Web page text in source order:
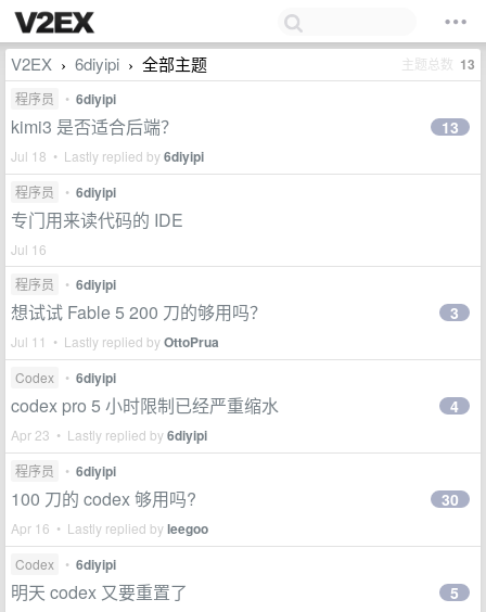
V2EX › 6diyipi › 全部主题 主题总数 13
程序员 • 6diyipi
kimi3 是否适合后端？
Jul 18 • Lastly replied by6diyipi
13
程序员 • 6diyipi
专门用来读代码的 IDE
Jul 16
程序员
• 6diyipi
想试试 Fable 5 200 刀的够用吗？
Jul 11 • Lastly replied byOttoPrua
3
Codex • 6diyipi
codex pro 5 小时限制已经严重缩水
Apr 23 • Lastly replied by6diyipi
4
程序员 • 6diyipi
100 刀的 codex 够用吗?
Apr 16 • Lastly replied byleegoo
30
Codex • 6diyipi
明天 codex 又要重置了 5